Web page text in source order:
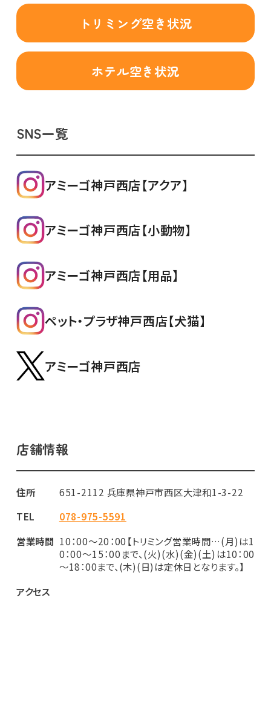
トリミング空き状況
ホテル空き状況
SNS一覧
アミーゴ神戸西店【アクア】
アミーゴ神戸西店【小動物】
アミーゴ神戸西店【用品】
ペット・プラザ神戸西店【犬猫】
アミーゴ神戸西店
店舗情報
住所
651-2112 兵庫県神戸市西区大津和1-3-22
TEL
078-975-5591
営業時間 10：00～20：00【トリミング営業時間…(月)は1
0：00～15：00まで、(火)(水)(金)(土)は10：00
～18：00まで、(木)(日)は定休日となります。】
アクセス